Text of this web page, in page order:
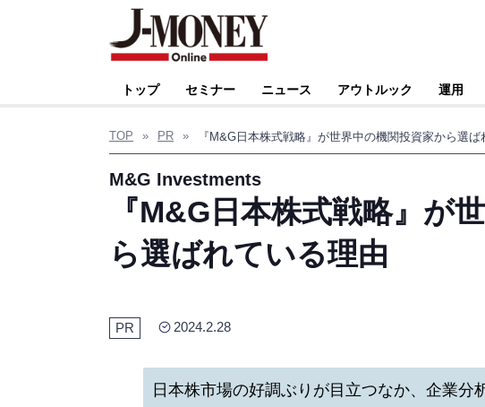
トップ セミナー ニュース アウトルック 運用
TOP » PR »
M&G Investments
『M&G日本株式戦略』が
ら選ばれている理由
PR 2024.2.28
日本株市場の好調ぶりが目立つなか、企業分